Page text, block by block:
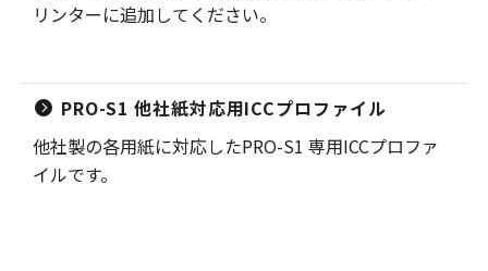
リンターに追加してください。
PRO-S1 他社紙対応用ICCプロファイル
他社製の各用紙に対応したPRO-S1 専用ICCプロファ
イルです。